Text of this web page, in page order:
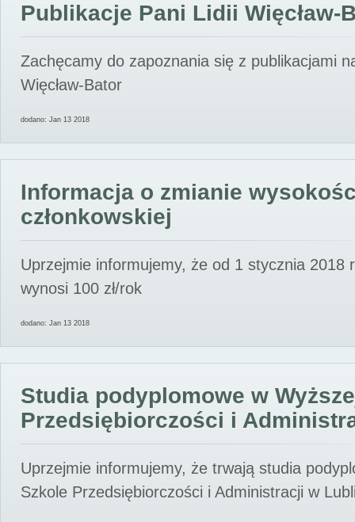
Publikacje Pani Lidii Więcław-
Zachęcamy do zapoznania się z publikacjami
Więcław-Bator
dodano: Jan 13 2018
Informacja o zmianie
członkowskiej
Uprzejmie informujemy, że od 1 stycznia 2018
wynosi 100 zł/rok
dodano: Jan 13 2018
Studia podyplomowe w
Przedsiębiorczości i
Uprzejmie informujemy, że trwają studia
Szkole Przedsiębiorczości i Administracji w